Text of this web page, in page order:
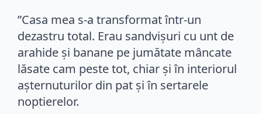
”Casa mea s-a transformat într-un
dezastru total. Erau sandvișuri cu unt de
arahide și banane pe jumătate mâncate
lăsate cam peste tot, chiar și în interiorul
așternuturilor din pat și în sertarele
noptierelor.